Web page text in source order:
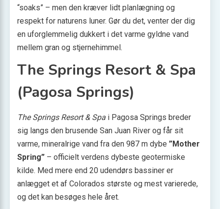
“soaks” – men den kræver lidt planlægning og
respekt for naturens luner. Gør du det, venter der dig
en uforglemmelig dukkert i det varme gyldne vand
mellem gran og stjernehimmel.
The Springs Resort & Spa
(Pagosa Springs)
The Springs Resort & Spa i Pagosa Springs breder
sig langs den brusende San Juan River og får sit
varme, mineralrige vand fra den 987 m dybe ”Mother
Spring” – officielt verdens dybeste geotermiske
kilde. Med mere end 20 udendørs bassiner er
anlægget et af Colorados største og mest varierede,
og det kan besøges hele året.